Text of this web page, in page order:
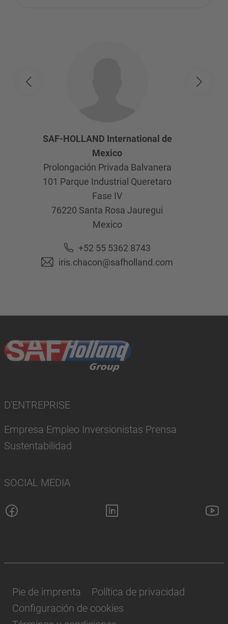
SAF-HOLLAND International de
Mexico
Prolongación Privada Balvanera
101 Parque Industrial Queretaro
Fase IV
76220 Santa Rosa Jauregui
Mexico
+52 55 5362 8743
iris.chacon@safholland.com
D'ENTREPRISE
Empresa Empleo Inversionistas Prensa
Sustentabilidad
SOCIAL MEDIA
Pie de imprenta
Política de privacidad
Configuración de cookies